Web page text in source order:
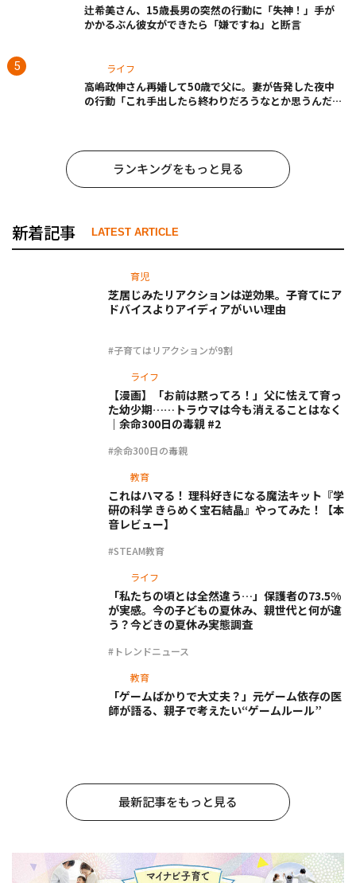
辻希美さん、15歳長男の突然の行動に「失神！」手が
かかるぶん彼女ができたら「嫌ですね」と断言
ライフ
高嶋政伸さん再婚して50歳で父に。妻が告発した夜中
の行動「これ手出したら終わりだろうなとか思うんだけ
ランキングをもっと見る
新着記事 LATEST ARTICLE
育児
#子育てはリアクションが9割
芝居じみたリアクションは逆効果。子育てにア
ドバイスよりアイディアがいい理由
ライフ
#余命300日の毒親
【漫画】「お前は黙ってろ！」父に怯えて育っ
た幼少期……トラウマは今も消えることはなく
｜余命300日の毒親 #2
教育
#STEAM教育
これはハマる！ 理科好きになる魔法キット『学
研の科学 きらめく宝石結晶』やってみた！【本
音レビュー】
ライフ
#トレンドニュース
「私たちの頃とは全然違う…」保護者の73.5%
が実感。今の子どもの夏休み、親世代と何が違
う？今どきの夏休み実態調査
教育
「ゲームばかりで大丈夫？」元ゲーム依存の医
師が語る、親子で考えたい“ゲームルール”
最新記事をもっと見る